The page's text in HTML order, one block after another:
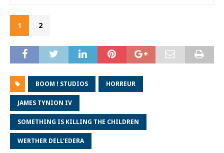
1 2
BOOM ! STUDIOS HORREUR
JAMES TYNION IV
SOMETHING IS KILLING THE CHILDREN
WERTHER DELL'EDERA